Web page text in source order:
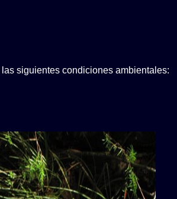
siguientes condiciones ambientales: